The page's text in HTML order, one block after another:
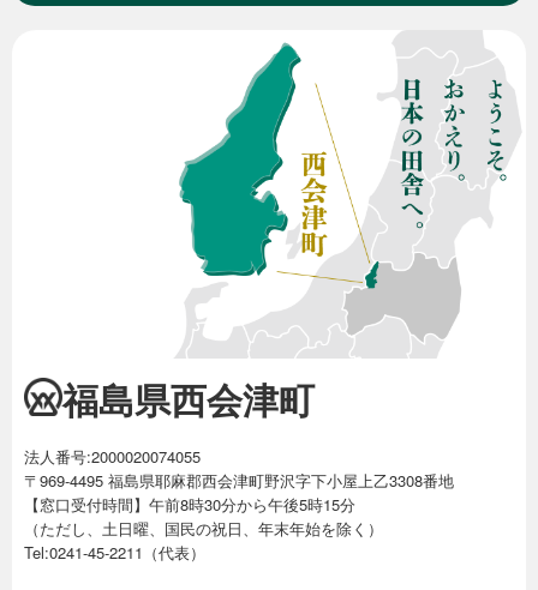
福島県西会津町
法人番号:2000020074055
〒969-4495 福島県耶麻郡西会津町野沢字下小屋上乙3308番地
【窓口受付時間】午前8時30分から午後5時15分
（ただし、土日曜、国民の祝日、年末年始を除く）
Tel:0241-45-2211（代表）